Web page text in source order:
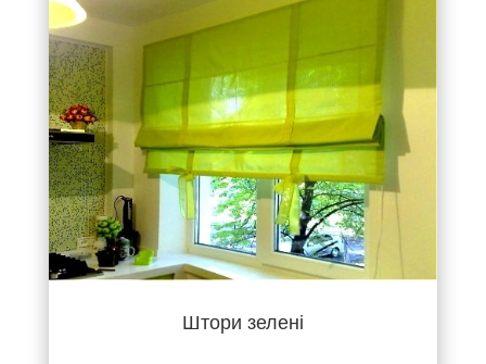
Штори зелені